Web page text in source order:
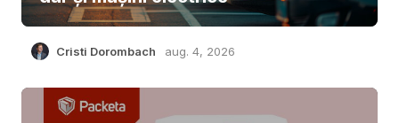
Cristi Dorombach aug. 4, 2026